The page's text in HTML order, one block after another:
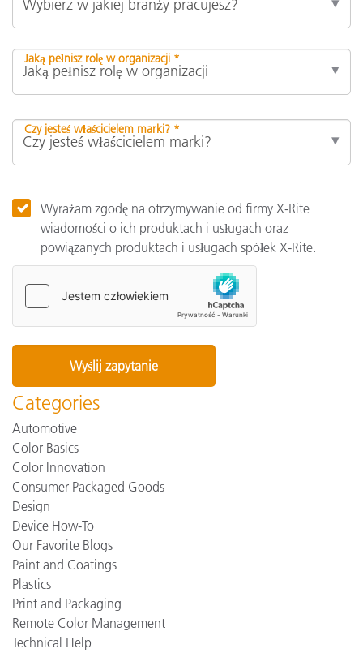
Jaką pełnisz rolę w organizacji *
Czy jesteś właścicielem marki? *
Wyrażam zgodę na otrzymywanie od firmy X-Rite
wiadomości o ich produktach i usługach oraz
powiązanych produktach i usługach spółek X-Rite.
Categories
Automotive
Color Basics
Color Innovation
Consumer Packaged Goods
Design
Device How-To
Our Favorite Blogs
Paint and Coatings
Plastics
Print and Packaging
Remote Color Management
Technical Help